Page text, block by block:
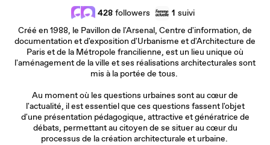
428 followers 1 suivi
Créé en 1988, le Pavillon de l'Arsenal, Centre d'information, de
documentation et d'exposition d'Urbanisme et d'Architecture de
Paris et de la Métropole francilienne, est un lieu unique où
l'aménagement de la ville et ses réalisations architecturales sont
mis à la portée de tous.
Au moment où les questions urbaines sont au cœur de
l'actualité, il est essentiel que ces questions fassent l'objet
d'une présentation pédagogique, attractive et génératrice de
débats, permettant au citoyen de se situer au cœur du
processus de la création architecturale et urbaine.